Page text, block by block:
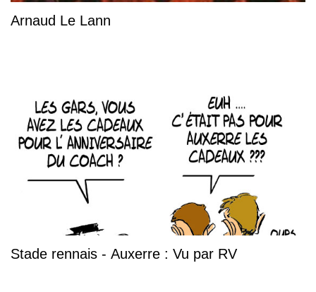
Arnaud Le Lann
Stade rennais - Auxerre : Vu par RV